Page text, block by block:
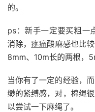
的。
ps：新手一定要买粗一
消除，疼痛酸麻感也比
8mm、10m长的两根，
当你有了一定的经验，
缈的紧缚感，对，棉绳
以尝试一下麻绳了。